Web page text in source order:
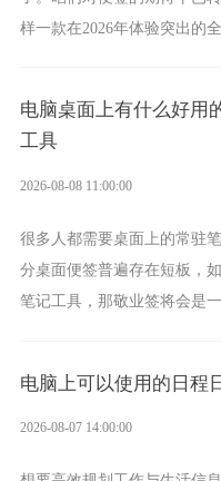
样一款在2026年体验突出的
电脑桌面上有什么好用
工具
2026-08-08 11:00:00
很多人都需要桌面上的常驻
分桌面便签普遍存在短板，
笔记工具，那敬业签将会是
电脑上可以使用的日程
2026-08-07 14:00:00